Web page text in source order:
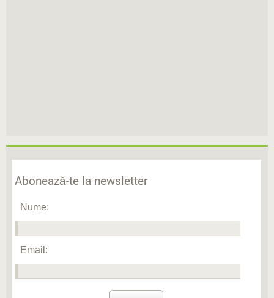
Abonează-te la newsletter
Nume:
Email: